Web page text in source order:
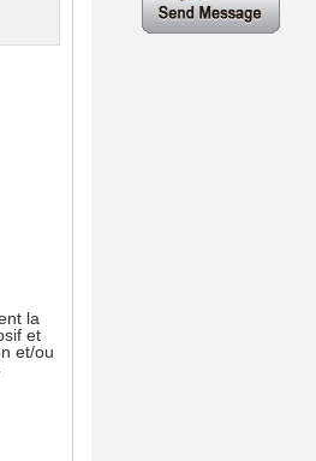
la
et
et/ou